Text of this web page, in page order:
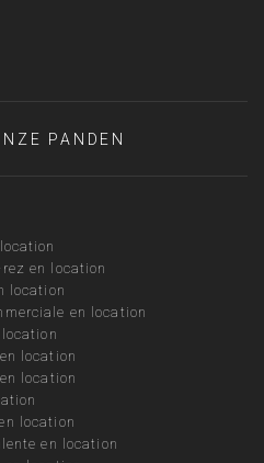
PANDEN
en location
location
en location
location
location
location
en location